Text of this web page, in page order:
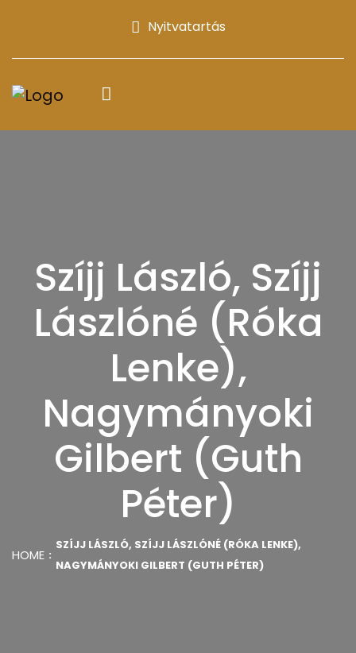
Nyitvatartás
Szíjj László, Szíjj
Lászlóné (Róka
Lenke),
Nagymányoki
Gilbert (Guth
Péter)
HOME
SZÍJJ LÁSZLÓ, SZÍJJ LÁSZLÓNÉ (RÓKA LENKE),
NAGYMÁNYOKI GILBERT (GUTH PÉTER)